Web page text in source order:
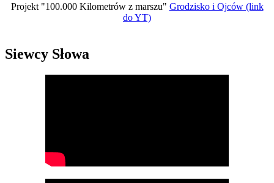
Projekt "100.000 Kilometrów z marszu" Grodzisko i Ojców (link
do YT)
Siewcy Słowa